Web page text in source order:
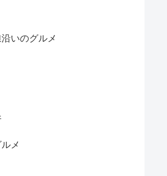
いのグルメ
メ